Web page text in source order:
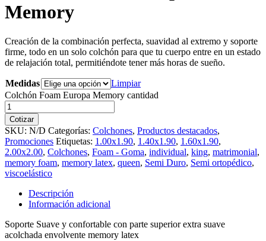
Memory
Creación de la combinación perfecta, suavidad al extremo y soporte
firme, todo en un solo colchón para que tu cuerpo entre en un estado
de relajación total, permitiéndote tener más horas de sueño.
Medidas
Limpiar
Colchón Foam Europa Memory cantidad
Cotizar
SKU: N/D Categorías: Colchones, Productos destacados,
Promociones Etiquetas: 1.00x1.90, 1.40x1.90, 1.60x1.90,
2.00x2.00, Colchones, Foam - Goma, individual, king, matrimonial,
memory foam, memory latex, queen, Semi Duro, Semi ortopédico,
viscoelástico
Descripción
Información adicional
Soporte Suave y confortable con parte superior extra suave
acolchada envolvente memory latex